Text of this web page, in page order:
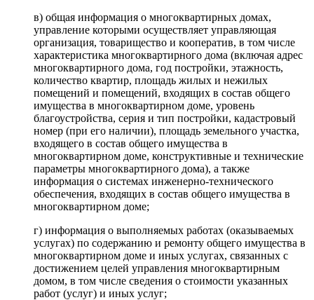
в) общая информация о многоквартирных домах,
управление которыми осуществляет управляющая
организация, товарищество и кооператив, в том числе
характеристика многоквартирного дома (включая адрес
многоквартирного дома, год постройки, этажность,
количество квартир, площадь жилых и нежилых
помещений и помещений, входящих в состав общего
имущества в многоквартирном доме, уровень
благоустройства, серия и тип постройки, кадастровый
номер (при его наличии), площадь земельного участка,
входящего в состав общего имущества в
многоквартирном доме, конструктивные и технические
параметры многоквартирного дома), а также
информация о системах инженерно-технического
обеспечения, входящих в состав общего имущества в
многоквартирном доме;
г) информация о выполняемых работах (оказываемых
услугах) по содержанию и ремонту общего имущества в
многоквартирном доме и иных услугах, связанных с
достижением целей управления многоквартирным
домом, в том числе сведения о стоимости указанных
работ (услуг) и иных услуг;